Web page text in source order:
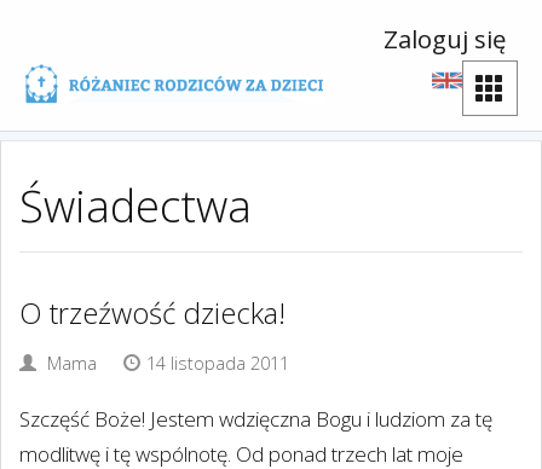
Zaloguj się
Świadectwa
O trzeźwość dziecka!
Mama 14 listopada 2011
Szczęść Boże! Jestem wdzięczna Bogu i ludziom za tę
modlitwę i tę wspólnotę. Od ponad trzech lat moje